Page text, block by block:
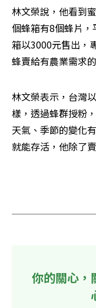
林文榮說，他看到
個蜂箱有8個蜂片
箱以3000元售出，
蜂賣給有農業需求
林文榮表示，台灣
樣，透過蜂群授粉
天氣、季節的變化
就能存活，他除了
你的關心